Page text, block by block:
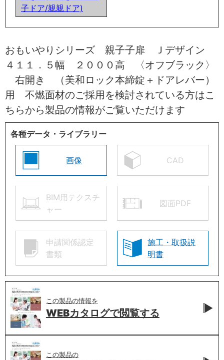
子ドア/親親ドア)
おもいやりシリーズ 親子子扉 Ｊデザイン
４１１．５幅 ２０００高 〈オフブラック〉
右開き （美和ロック本締錠＋ドアレバー）
用 不燃面材のご採用を検討されている方はこ
ちらから製品の情報がご覧いただけます
各種データ・ライブラリー
画像 CAD
BIM用テクスチ
ャー
図面PDF
申請関係認定
書類
施工・取扱説
明書
この製品の情報を
WEBカタログで閲覧する
この製品の